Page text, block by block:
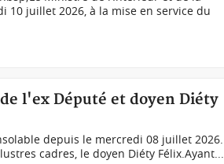
10 juillet 2026, à la mise en service du
l'ex Député et doyen Diéty
depuis le mercredi 08 juillet 2026.
cadres, le doyen Diéty Félix.Ayant...